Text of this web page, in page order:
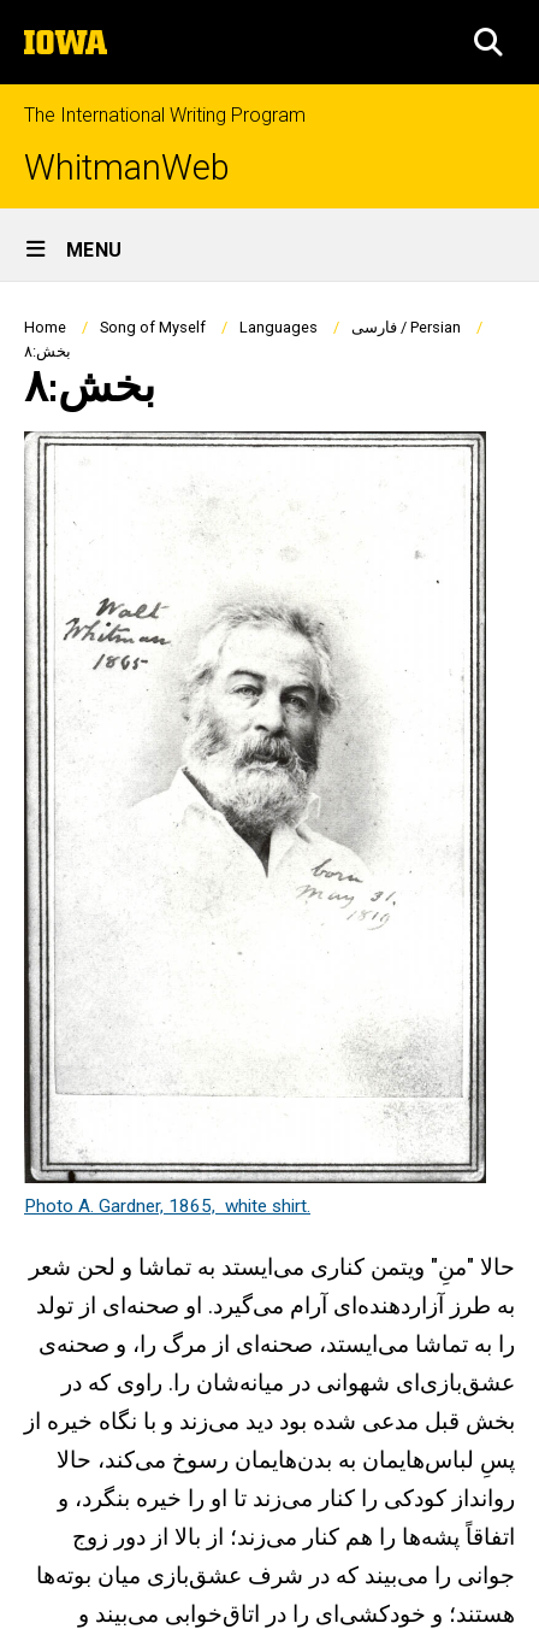
to
content
The
University
of
Iowa
The International Writing Program
WhitmanWeb
Site
Main
Navigation
MENU
Breadcrumb
Home Song of Myself Languages
فارسی / Persian
بخش:۸
بخش:۸
Photo A. Gardner, 1865, white shirt.
حالا "منِ" ویتمن کناری می‌ایستد به تماشا و لحن شعر
به طرز آزاردهنده‌ای آرام می‌گیرد. او صحنه‌ای از تولد
را به تماشا می‌ایستد، صحنه‌ای از مرگ را، و صحنه‌ی
عشق‌بازی‌ای شهوانی در میانه‌شان را. راوی که در
بخش قبل مدعی شده بود دید می‌زند و با نگاه خیره از
پسِ لباس‌هایمان به بدن‌هایمان رسوخ می‌کند، حالا
روانداز کودکی را کنار می‌زند تا او را خیره بنگرد، و
اتفاقاً پشه‌ها را هم کنار می‌زند؛ از بالا از دور زوج
جوانی را می‌بیند که در شرف عشق‌بازی میان بوته‌ها
هستند؛ و خودکشی‌ای را در اتاق‌خوابی می‌بیند و